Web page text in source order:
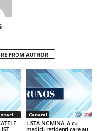
FROM AUTHOR
Certificate medici specialiști / primari General
LISTA NOMINALA cu
medicii rezidenţi care au